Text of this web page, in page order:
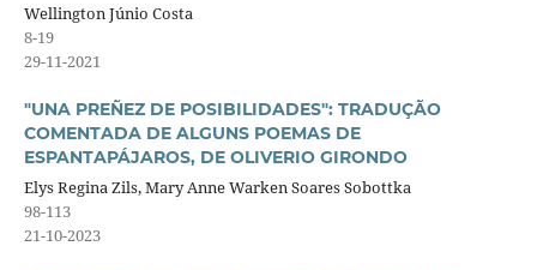
Wellington Júnio Costa
8-19
29-11-2021
"UNA PREÑEZ DE POSIBILIDADES": TRADUÇÃO
COMENTADA DE ALGUNS POEMAS DE
ESPANTAPÁJAROS, DE OLIVERIO GIRONDO
Elys Regina Zils, Mary Anne Warken Soares Sobottka
98-113
21-10-2023